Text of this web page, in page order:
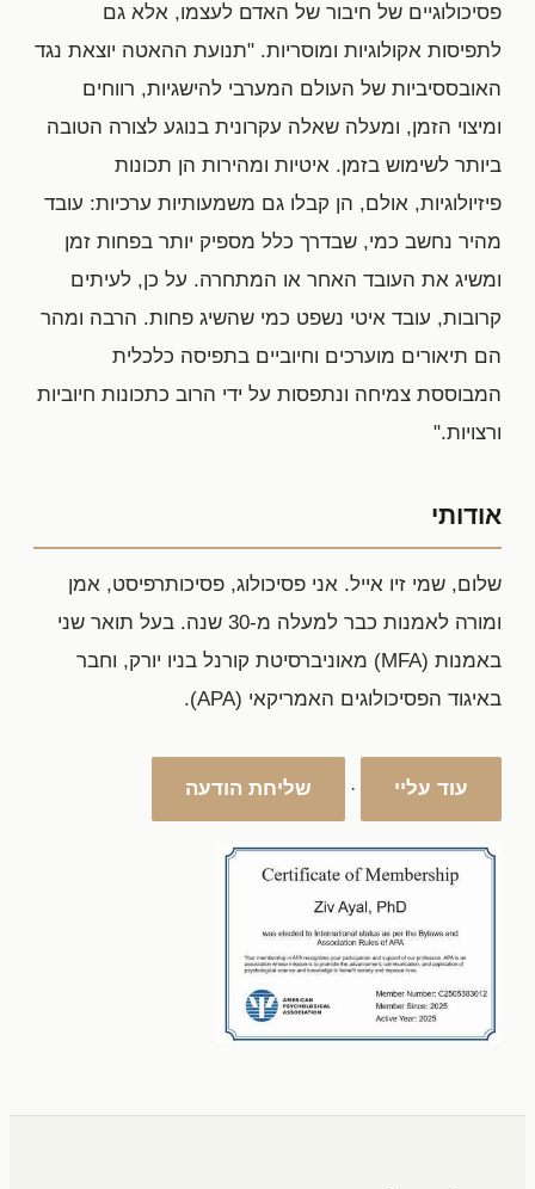
פסיכולוגיים של חיבור של האדם לעצמו, אלא גם
לתפיסות אקולוגיות ומוסריות. "תנועת ההאטה יוצאת נגד
האובססיביות של העולם המערבי להישגיות, רווחים
ומיצוי הזמן, ומעלה שאלה עקרונית בנוגע לצורה הטובה
ביותר לשימוש בזמן. איטיות ומהירות הן תכונות
פיזיולוגיות, אולם, הן קבלו גם משמעותיות ערכיות: עובד
מהיר נחשב כמי, שבדרך כלל מספיק יותר בפחות זמן
ומשיג את העובד האחר או המתחרה. על כן, לעיתים
קרובות, עובד איטי נשפט כמי שהשיג פחות. הרבה ומהר
הם תיאורים מוערכים וחיוביים בתפיסה כלכלית
המבוססת צמיחה ונתפסות על ידי הרוב כתכונות חיוביות
ורצויות."
אודותי
שלום, שמי זיו אייל. אני פסיכולוג, פסיכותרפיסט, אמן
ומורה לאמנות כבר למעלה מ-30 שנה. בעל תואר שני
באמנות (MFA) מאוניברסיטת קורנל בניו יורק, וחבר
באיגוד הפסיכולוגים האמריקאי (APA).
עוד עליי · שליחת הודעה